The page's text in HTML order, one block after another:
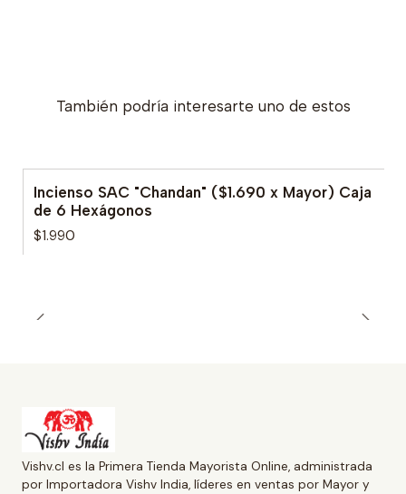
También podría interesarte uno de estos
Incienso SAC "Chandan" ($1.690 x Mayor) Caja
de 6 Hexágonos
$1.990
Vishv.cl es la Primera Tienda Mayorista Online, administrada
por Importadora Vishv India, líderes en ventas por Mayor y